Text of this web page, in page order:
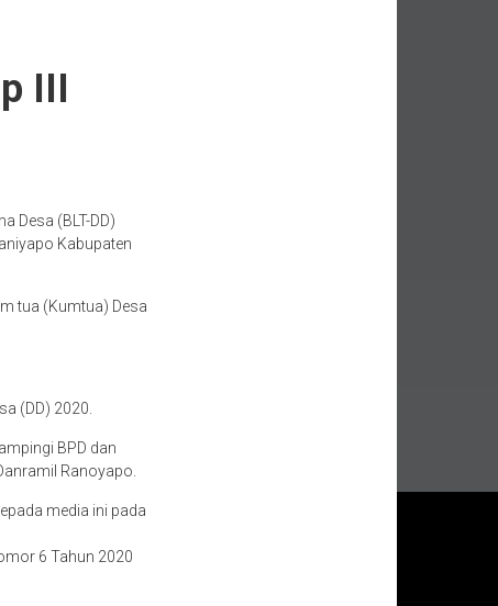
III
Desa (BLT-DD)
Kabupaten
tua (Kumtua) Desa
(DD) 2020.
BPD dan
Ranoyapo.
media ini pada
6 Tahun 2020